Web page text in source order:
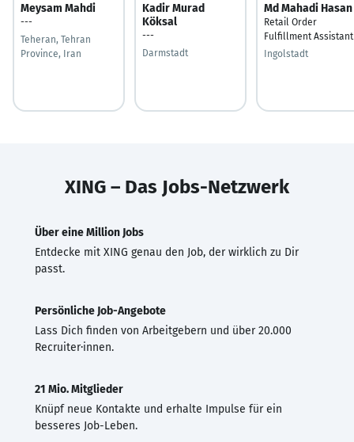
Meysam Mahdi
---
Teheran, Tehran
Province, Iran
Kadir Murad
Köksal
---
Darmstadt
Md Mahadi Hasan
Retail Order
Fulfillment Assistant
Ingolstadt
XING – Das Jobs-Netzwerk
Über eine Million Jobs
Entdecke mit XING genau den Job, der wirklich zu Dir
passt.
Persönliche Job-Angebote
Lass Dich finden von Arbeitgebern und über 20.000
Recruiter·innen.
21 Mio. Mitglieder
Knüpf neue Kontakte und erhalte Impulse für ein
besseres Job-Leben.